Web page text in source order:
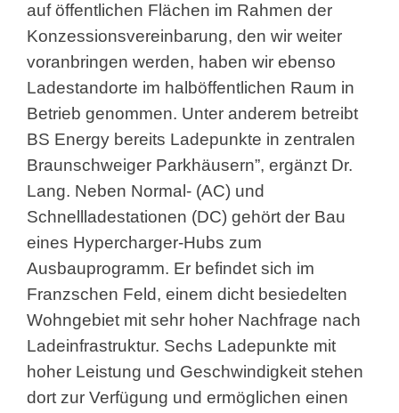
auf öffentlichen Flächen im Rahmen der
Konzessionsvereinbarung, den wir weiter
voranbringen werden, haben wir ebenso
Ladestandorte im halböffentlichen Raum in
Betrieb genommen. Unter anderem betreibt
BS Energy bereits Ladepunkte in zentralen
Braunschweiger Parkhäusern”, ergänzt Dr.
Lang. Neben Normal- (AC) und
Schnellladestationen (DC) gehört der Bau
eines Hypercharger-Hubs zum
Ausbauprogramm. Er befindet sich im
Franzschen Feld, einem dicht besiedelten
Wohngebiet mit sehr hoher Nachfrage nach
Ladeinfrastruktur. Sechs Ladepunkte mit
hoher Leistung und Geschwindigkeit stehen
dort zur Verfügung und ermöglichen einen